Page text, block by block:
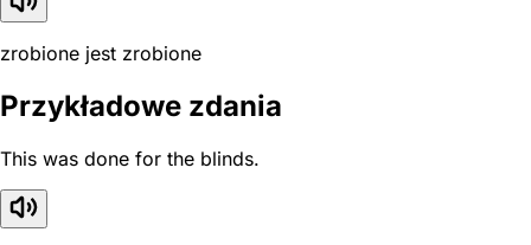
zrobione jest zrobione
Przykładowe zdania
This was done for the blinds.